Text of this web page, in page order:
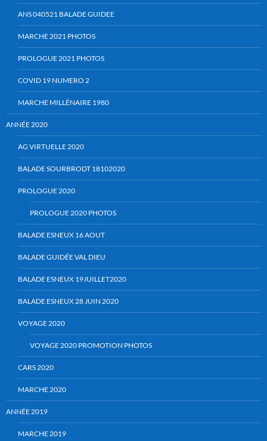
ANS 040521 BALADE GUIDEE
MARCHE 2021 PHOTOS
PROLOGUE 2021 PHOTOS
COVID 19 NUMERO 2
MARCHE MILLÉNAIRE 1980
ANNÉE 2020
AG VIRTUELLE 2020
BALADE SOURBRODT 18102020
PROLOGUE 2020
PROLOGUE 2020 PHOTOS
BALADE ESNEUX 16 AOUT
BALADE GUIDÉE VAL DIEU
BALADE ESNEUX 19JUILLET2020
BALADE ESNEUX 28 JUIN 2020
VOYAGE 2020
VOYAGE 2020 PROMOTION PHOTOS
CARS 2020
MARCHE 2020
ANNÉE 2019
MARCHE 2019